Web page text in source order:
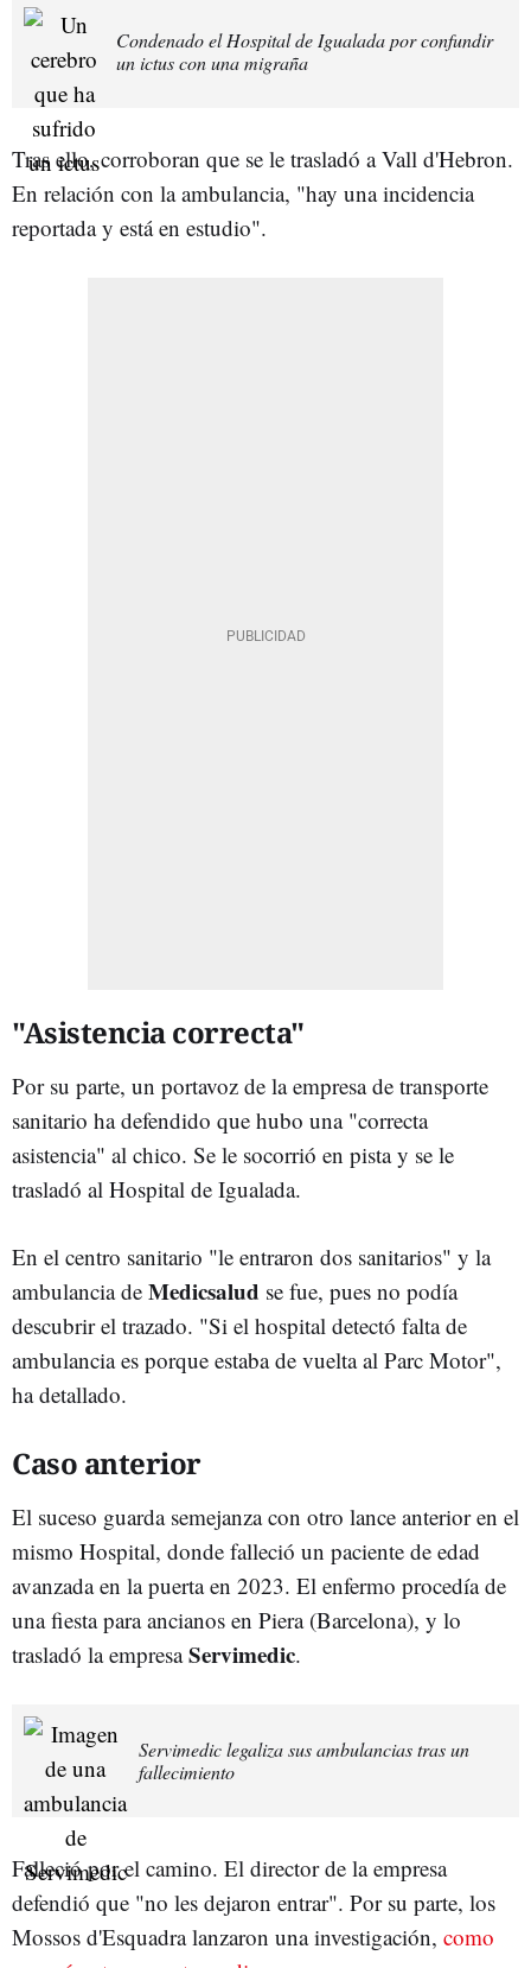
Condenado el Hospital de Igualada por confundir
un ictus con una migraña
Tras ello, corroboran que se le trasladó a Vall d'Hebron.
En relación con la ambulancia, "hay una incidencia
reportada y está en estudio".
"Asistencia correcta"
Por su parte, un portavoz de la empresa de transporte
sanitario ha defendido que hubo una "correcta
asistencia" al chico. Se le socorrió en pista y se le
trasladó al Hospital de Igualada.
En el centro sanitario "le entraron dos sanitarios" y la
ambulancia de Medicsalud se fue, pues no podía
descubrir el trazado. "Si el hospital detectó falta de
ambulancia es porque estaba de vuelta al Parc Motor",
ha detallado.
Caso anterior
El suceso guarda semejanza con otro lance anterior en el
mismo Hospital, donde falleció un paciente de edad
avanzada en la puerta en 2023. El enfermo procedía de
una fiesta para ancianos en Piera (Barcelona), y lo
trasladó la empresaServimedic.
Servimedic legaliza sus ambulancias tras un
fallecimiento
Falleció por el camino. El director de la empresa
defendió que "no les dejaron entrar". Por su parte, los
Mossos d'Esquadra lanzaron una investigación, como